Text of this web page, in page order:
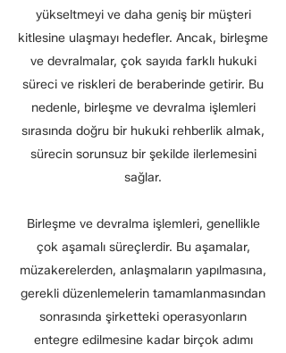
yükseltmeyi ve daha geniş bir müşteri
kitlesine ulaşmayı hedefler. Ancak, birleşme
ve devralmalar, çok sayıda farklı hukuki
süreci ve riskleri de beraberinde getirir. Bu
nedenle, birleşme ve devralma işlemleri
sırasında doğru bir hukuki rehberlik almak,
sürecin sorunsuz bir şekilde ilerlemesini
sağlar.
Birleşme ve devralma işlemleri, genellikle
çok aşamalı süreçlerdir. Bu aşamalar,
müzakerelerden, anlaşmaların yapılmasına,
gerekli düzenlemelerin tamamlanmasından
sonrasında şirketteki operasyonların
entegre edilmesine kadar birçok adımı